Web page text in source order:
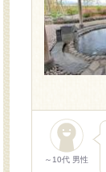
～10代 男性